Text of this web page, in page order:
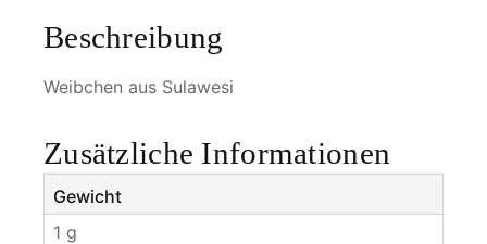
e
M
n
g
e
Beschreibung
Weibchen aus Sulawesi
Zusätzliche Informationen
Gewicht
1 g